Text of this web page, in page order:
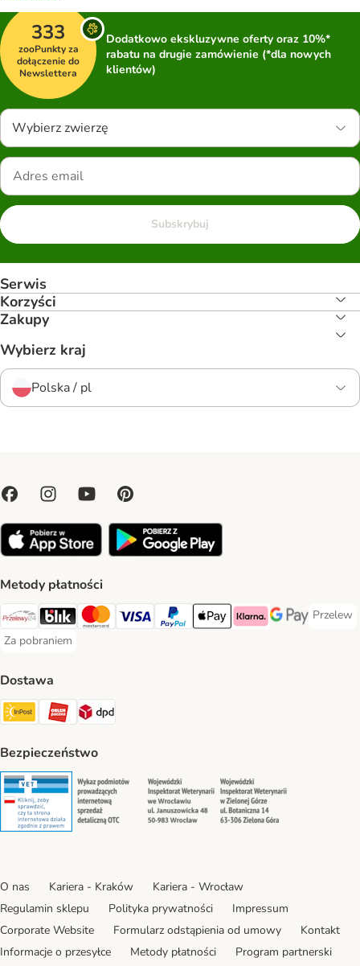
333
zooPunkty za
dołączenie do
Newslettera
Dodatkowo ekskluzywne oferty oraz 10%*
rabatu na drugie zamówienie (*dla nowych
klientów)
Wybierz zwierzę
Subskrybuj
Serwis
Korzyści
Zakupy
Wybierz kraj
Polska / pl
Metody płatności
Przelewy24 Payment Method
Blik Payment Method
MasterCard Payment Method
Visa Payment Method
PayPal Payment Method
Apple Pay Payment Method
Klarna Payment Method
Google Pay
Przelew
Przelew
Za pobraniem
Za pobraniem Payment Method
Dostawa
Paczkomat® Shipping Method
ORLEN Paczka Shipping Method
DPD Shipping Method
Bezpieczeństwo
Security Security Security
O nas Kariera - Kraków
Kariera - Wrocław
Regulamin sklepu
Polityka prywatności
Impressum
Corporate Website
Formularz odstąpienia od umowy
Kontakt
Informacje o przesyłce
Metody płatności
Program partnerski